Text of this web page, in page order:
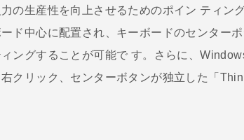
の生産性を向上させるためのポイン ティン
ド中心に配置され、キーボードのセンターポ
ングすることが可能で す。さらに、
クリック、センターボタンが独立した「